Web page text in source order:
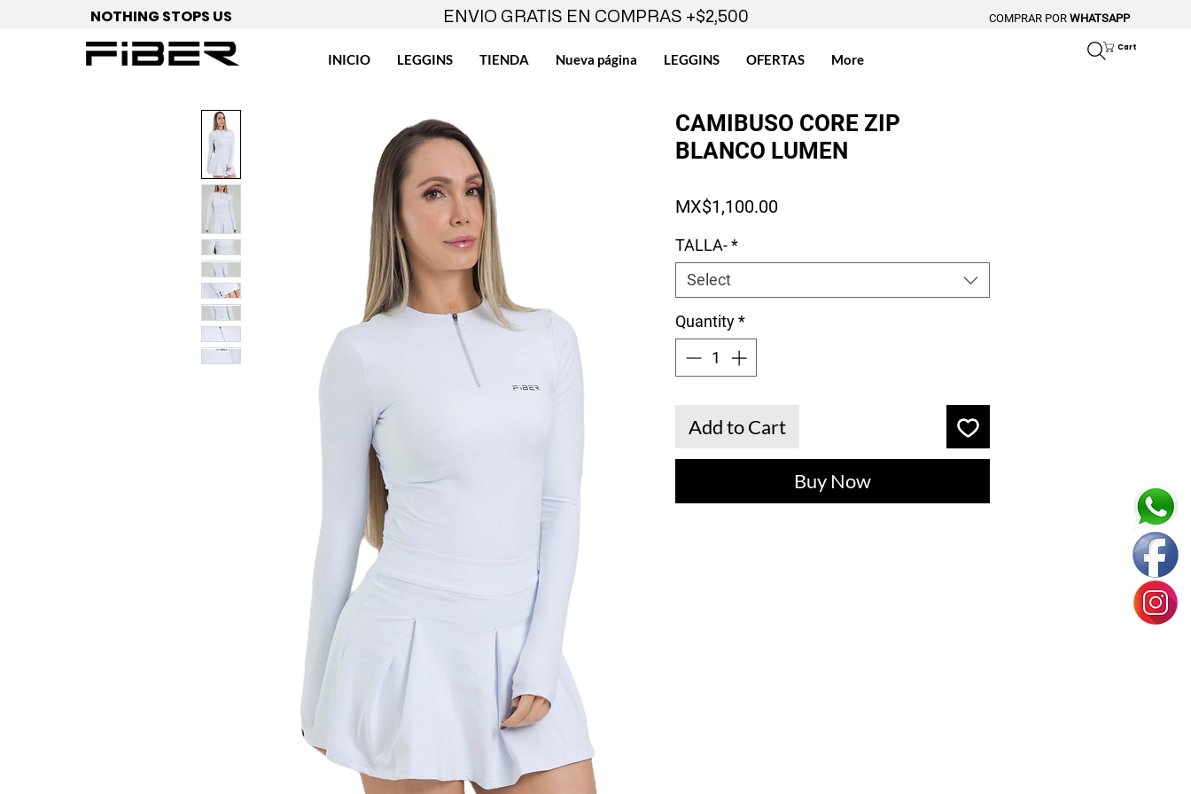
NOTHING STOPS US
INICIO LEGGINS TIENDA Nueva página LEGGINS OFERTAS More
ENVIO GRATIS EN COMPRAS +$2,500
Cart
COMPRAR POR WHATSAPP
CAMIBUSO CORE ZIP
BLANCO LUMEN
MX$1,100.00Price
TALLA-*
Select
Quantity*
Add to Cart
Buy Now